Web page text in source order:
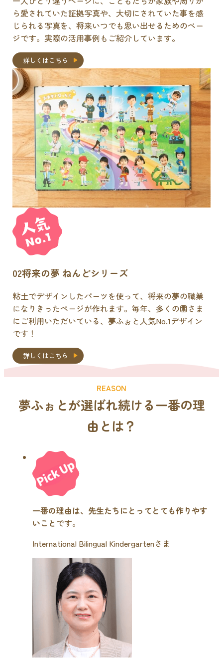
ら愛されていた証拠写真や、大切にされていた事を感
じられる写真を、将来いつでも思い出せるためのペー
ジです。実際の活用事例もご紹介しています。
詳しくはこちら
02将来の夢 ねんどシリーズ
粘土でデザインしたパーツを使って、将来の夢の職業
になりきったページが作れます。毎年、多くの園さま
にご利用いただいている、夢ふぉと人気No.1デザイン
です！
詳しくはこちら
REASON
夢ふぉとが選ばれ続ける一番の理
由 とは？
一番の理由は、先生たちにとってとても作りやす
いことです。
International Bilingual Kindergartenさま